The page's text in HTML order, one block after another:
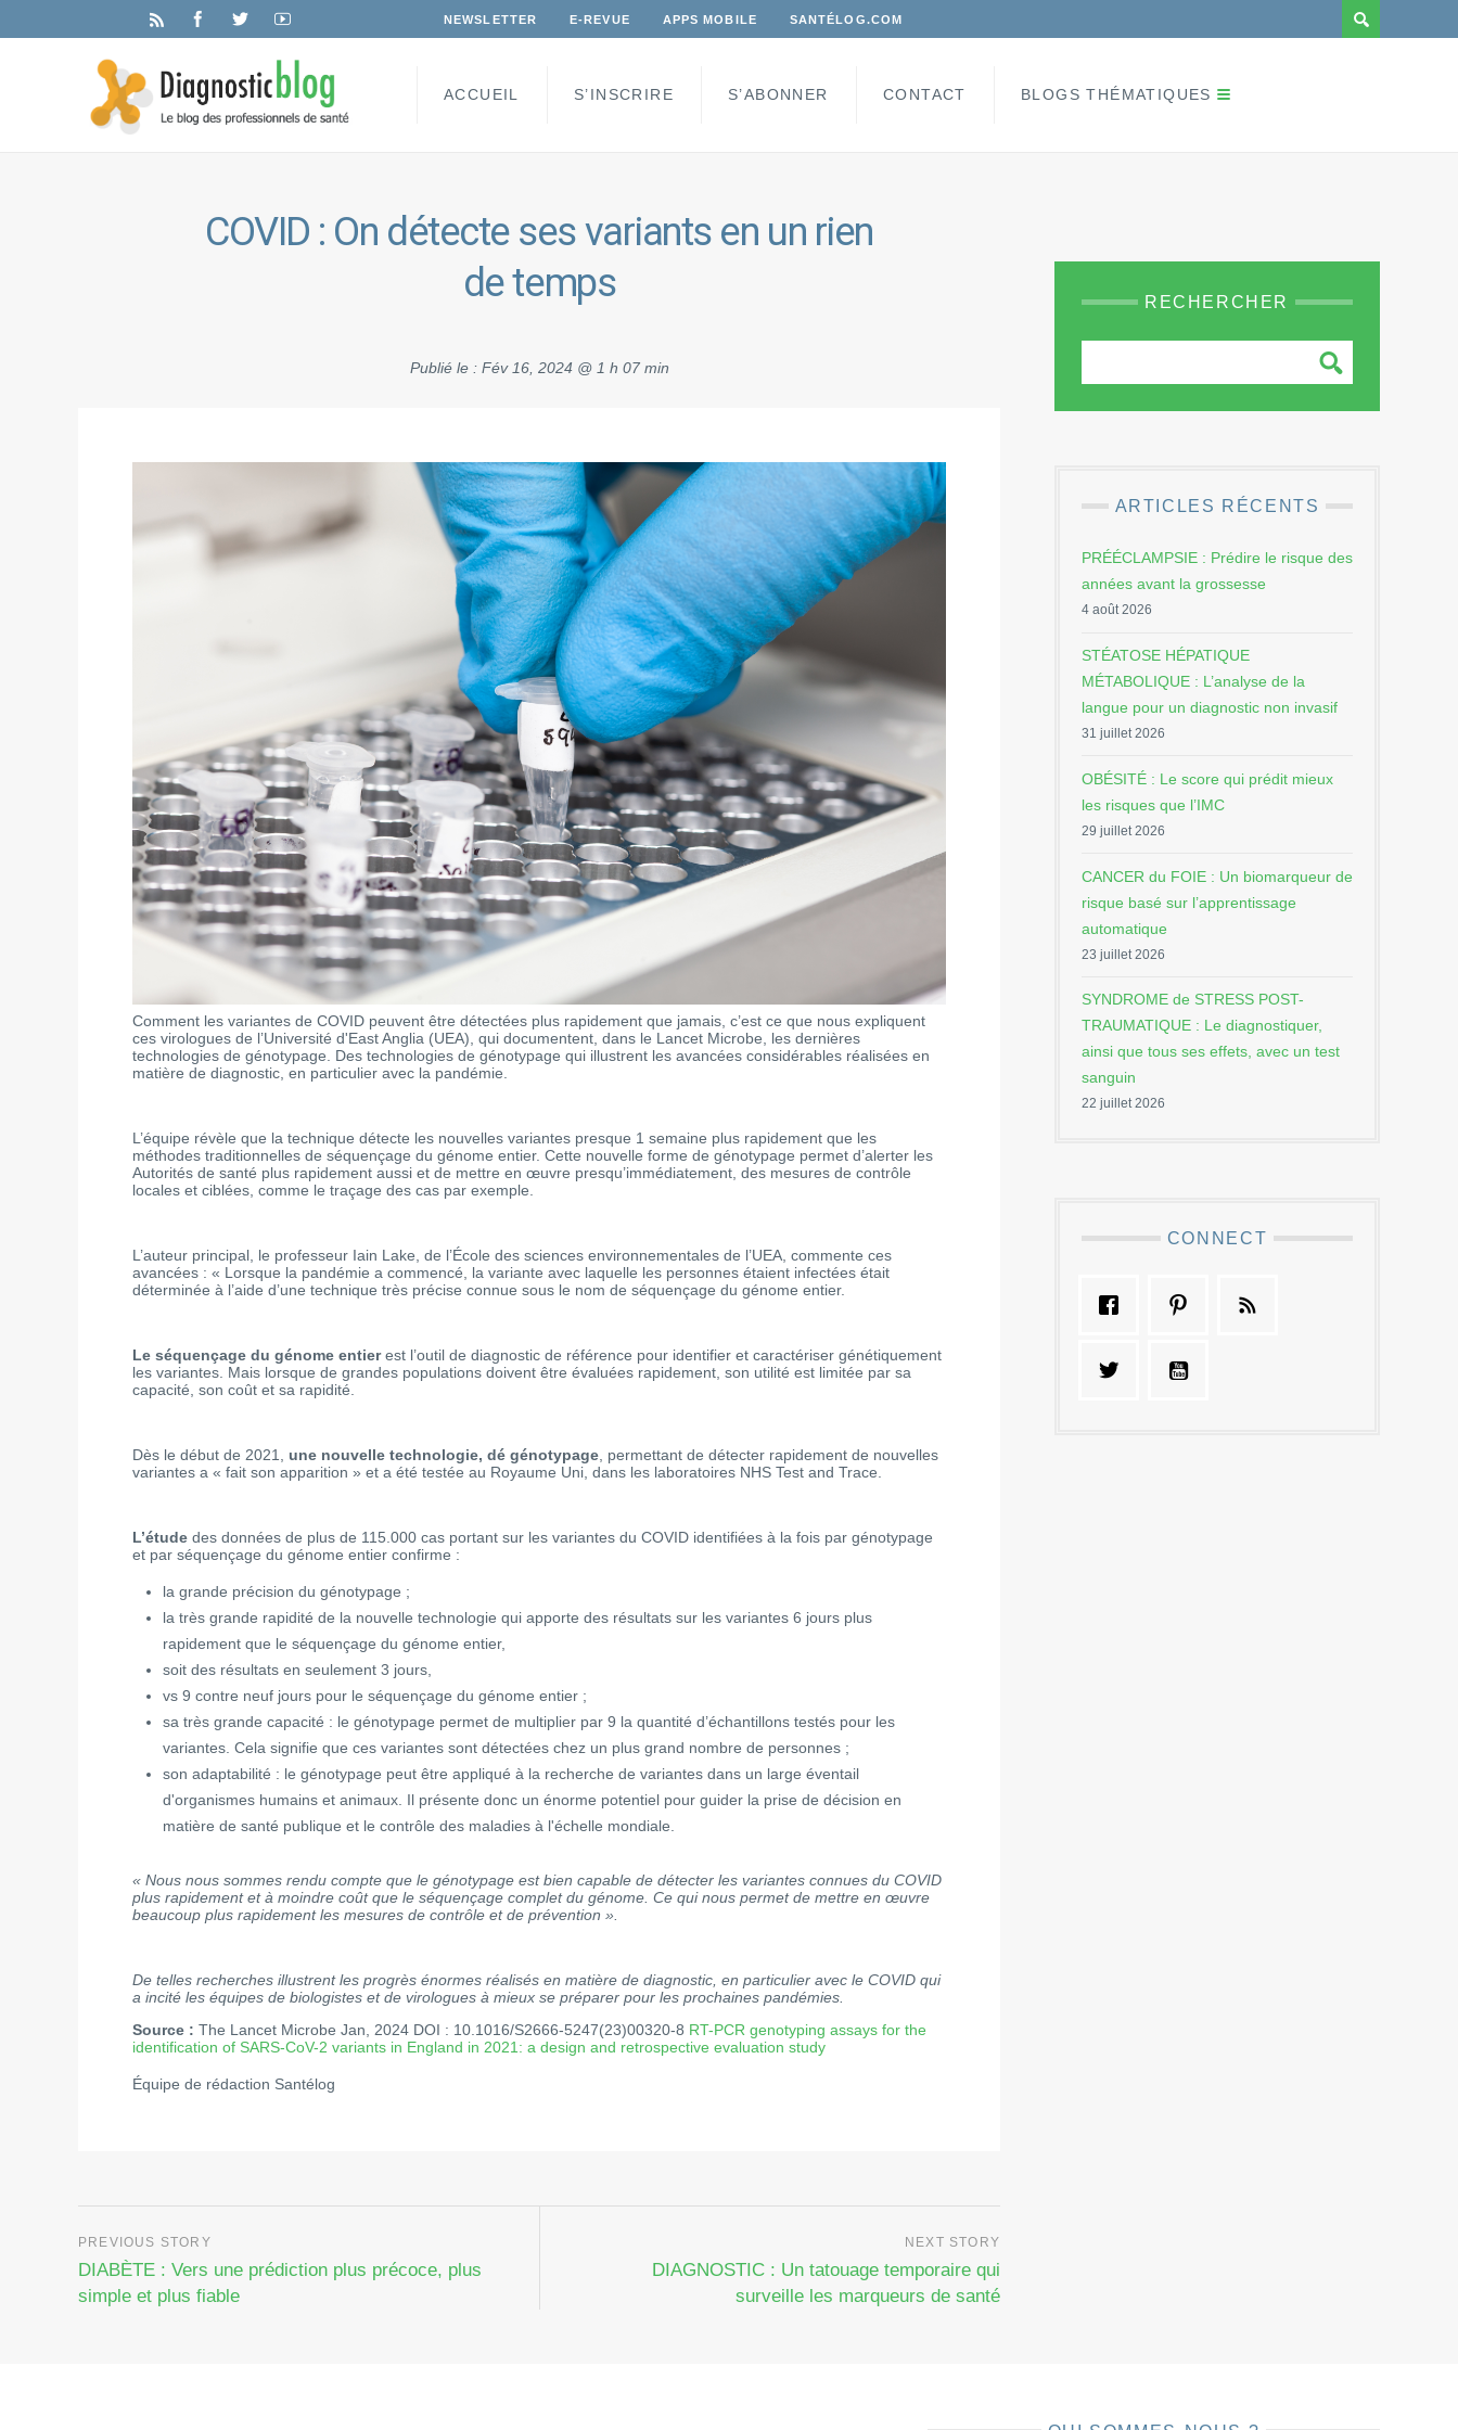
NEWSLETTER E-REVUE APPS MOBILE SANTÉLOG.COM
ACCUEIL S’INSCRIRE S’ABONNER CONTACT BLOGS THÉMATIQUES
COVID : On détecte ses variants en un rien
de temps
Publié le : Fév 16, 2024 @ 1 h 07 min
Comment les variantes de COVID peuvent être détectées plus rapidement que jamais, c’est ce que nous expliquent
ces virologues de l’Université d'East Anglia (UEA), qui documentent, dans le Lancet Microbe, les dernières
technologies de génotypage. Des technologies de génotypage qui illustrent les avancées considérables réalisées en
matière de diagnostic, en particulier avec la pandémie.
L’équipe révèle que la technique détecte les nouvelles variantes presque 1 semaine plus rapidement que les
méthodes traditionnelles de séquençage du génome entier. Cette nouvelle forme de génotypage permet d’alerter les
Autorités de santé plus rapidement aussi et de mettre en œuvre presqu’immédiatement, des mesures de contrôle
locales et ciblées, comme le traçage des cas par exemple.
L’auteur principal, le professeur Iain Lake, de l’École des sciences environnementales de l’UEA, commente ces
avancées : « Lorsque la pandémie a commencé, la variante avec laquelle les personnes étaient infectées était
déterminée à l’aide d’une technique très précise connue sous le nom de séquençage du génome entier.
Le séquençage du génome entierest l’outil de diagnostic de référence pour identifier et caractériser génétiquement
les variantes. Mais lorsque de grandes populations doivent être évaluées rapidement, son utilité est limitée par sa
capacité, son coût et sa rapidité.
Dès le début de 2021, une nouvelle technologie, dé génotypage , permettant de détecter rapidement de nouvelles
variantes a « fait son apparition » et a été testée au Royaume Uni, dans les laboratoires NHS Test and Trace.
L’étude des données de plus de 115.000 cas portant sur les variantes du COVID identifiées à la fois par génotypage
et par séquençage du génome entier confirme :
la grande précision du génotypage ;
la très grande rapidité de la nouvelle technologie qui apporte des résultats sur les variantes 6 jours plus
rapidement que le séquençage du génome entier,
soit des résultats en seulement 3 jours,
vs 9 contre neuf jours pour le séquençage du génome entier ;
sa très grande capacité : le génotypage permet de multiplier par 9 la quantité d’échantillons testés pour les
variantes. Cela signifie que ces variantes sont détectées chez un plus grand nombre de personnes ;
son adaptabilité : le génotypage peut être appliqué à la recherche de variantes dans un large éventail
d'organismes humains et animaux. Il présente donc un énorme potentiel pour guider la prise de décision en
matière de santé publique et le contrôle des maladies à l'échelle mondiale.
« Nous nous sommes rendu compte que le génotypage est bien capable de détecter les variantes connues du COVID
plus rapidement et à moindre coût que le séquençage complet du génome. Ce qui nous permet de mettre en œuvre
beaucoup plus rapidement les mesures de contrôle et de prévention ».
De telles recherches illustrent les progrès énormes réalisés en matière de diagnostic, en particulier avec le COVID qui
a incité les équipes de biologistes et de virologues à mieux se préparer pour les prochaines pandémies.
Source : The Lancet Microbe Jan, 2024 DOI : 10.1016/S2666-5247(23)00320-8 RT-PCR genotyping assays for the
identification of SARS-CoV-2 variants in England in 2021: a design and retrospective evaluation study
Équipe de rédaction Santélog
DIABÈTE : Vers une prédiction plus précoce, plus
simple et plus fiable
DIAGNOSTIC : Un tatouage temporaire qui
surveille les marqueurs de santé
RECHERCHER
ARTICLES RÉCENTS
PRÉÉCLAMPSIE : Prédire le risque des
années avant la grossesse
4 août 2026
STÉATOSE HÉPATIQUE
MÉTABOLIQUE : L’analyse de la
langue pour un diagnostic non invasif
31 juillet 2026
OBÉSITÉ : Le score qui prédit mieux
les risques que l’IMC
29 juillet 2026
CANCER du FOIE : Un biomarqueur de
risque basé sur l’apprentissage
automatique
23 juillet 2026
SYNDROME de STRESS POST-
TRAUMATIQUE : Le diagnostiquer,
ainsi que tous ses effets, avec un test
sanguin
22 juillet 2026
CONNECT